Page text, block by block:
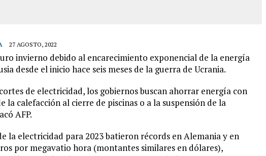
27 AGOSTO, 2022
invierno debido al encarecimiento exponencial de la energía
desde el inicio hace seis meses de la guerra de Ucrania.
de electricidad, los gobiernos buscan ahorrar energía con
la calefacción al cierre de piscinas o a la suspensión de la
AFP.
la electricidad para 2023 batieron récords en Alemania y en
por megavatio hora (montantes similares en dólares),